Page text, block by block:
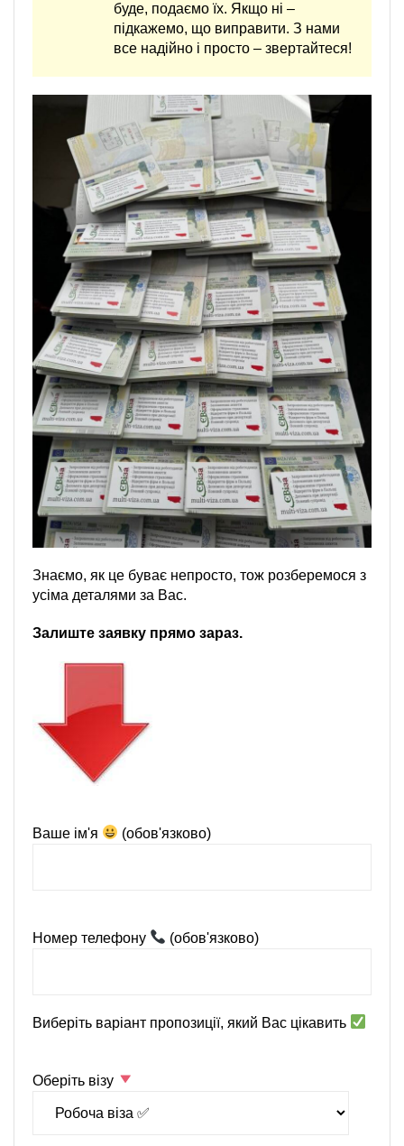
буде, подаємо їх. Якщо ні –
підкажемо, що виправити. З нами
все надійно і просто – звертайтеся!
Знаємо, як це буває непросто, тож розберемося з
усіма деталями за Вас.
Залиште заявку прямо зараз.
Ваше ім'я (обов'язково)
Номер телефону (обов'язково)
Виберіть варіант пропозиції, який Вас цікавить
Оберіть візу